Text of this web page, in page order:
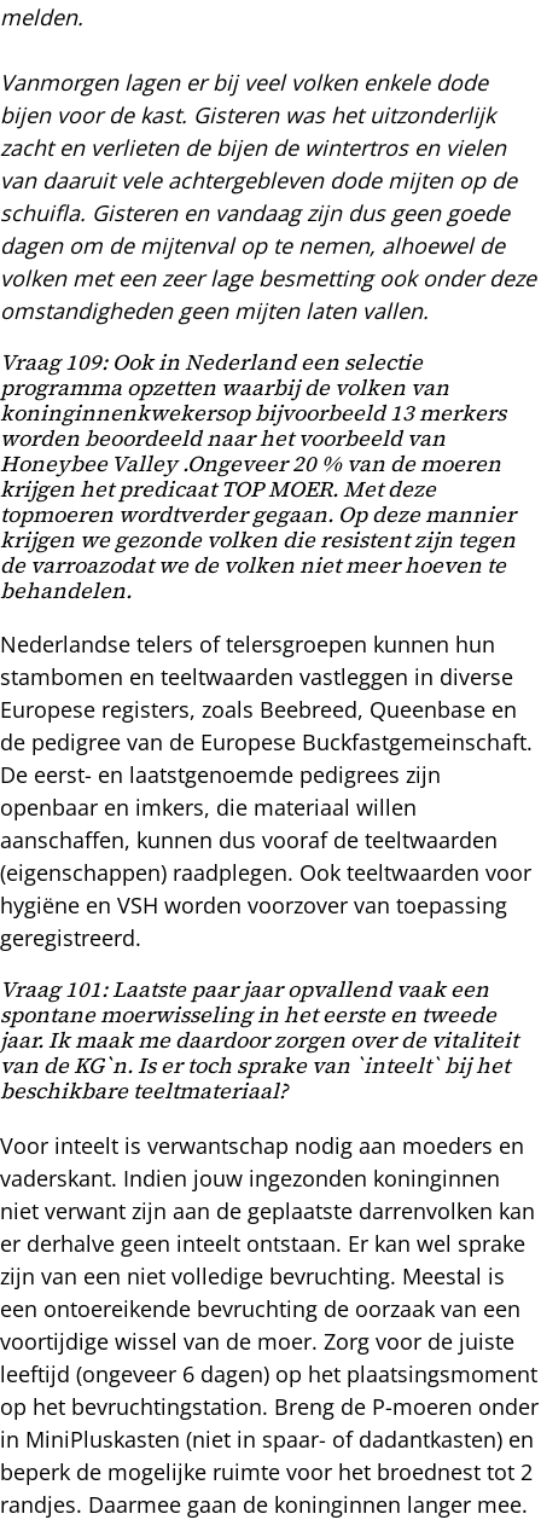
melden.
Vanmorgen lagen er bij veel volken enkele dode
bijen voor de kast. Gisteren was het uitzonderlijk
zacht en verlieten de bijen de wintertros en vielen
van daaruit vele achtergebleven dode mijten op de
schuifla. Gisteren en vandaag zijn dus geen goede
dagen om de mijtenval op te nemen, alhoewel de
volken met een zeer lage besmetting ook onder deze
omstandigheden geen mijten laten vallen.
Vraag 109: Ook in Nederland een selectie
programma opzetten waarbij de volken van
koninginnenkwekersop bijvoorbeeld 13 merkers
worden beoordeeld naar het voorbeeld van
Honeybee Valley .Ongeveer 20 % van de moeren
krijgen het predicaat TOP MOER. Met deze
topmoeren wordtverder gegaan. Op deze mannier
krijgen we gezonde volken die resistent zijn tegen
de varroazodat we de volken niet meer hoeven te
behandelen.
Nederlandse telers of telersgroepen kunnen hun
stambomen en teeltwaarden vastleggen in diverse
Europese registers, zoals Beebreed, Queenbase en
de pedigree van de Europese Buckfastgemeinschaft.
De eerst- en laatstgenoemde pedigrees zijn
openbaar en imkers, die materiaal willen
aanschaffen, kunnen dus vooraf de teeltwaarden
(eigenschappen) raadplegen. Ook teeltwaarden voor
hygiëne en VSH worden voorzover van toepassing
geregistreerd.
Vraag 101: Laatste paar jaar opvallend vaak een
spontane moerwisseling in het eerste en tweede
jaar. Ik maak me daardoor zorgen over de vitaliteit
van de KG`n. Is er toch sprake van `inteelt` bij het
beschikbare teeltmateriaal?
Voor inteelt is verwantschap nodig aan moeders en
vaderskant. Indien jouw ingezonden koninginnen
niet verwant zijn aan de geplaatste darrenvolken kan
er derhalve geen inteelt ontstaan. Er kan wel sprake
zijn van een niet volledige bevruchting. Meestal is
een ontoereikende bevruchting de oorzaak van een
voortijdige wissel van de moer. Zorg voor de juiste
leeftijd (ongeveer 6 dagen) op het plaatsingsmoment
op het bevruchtingstation. Breng de P-moeren onder
in MiniPluskasten (niet in spaar- of dadantkasten) en
beperk de mogelijke ruimte voor het broednest tot 2
randjes. Daarmee gaan de koninginnen langer mee.